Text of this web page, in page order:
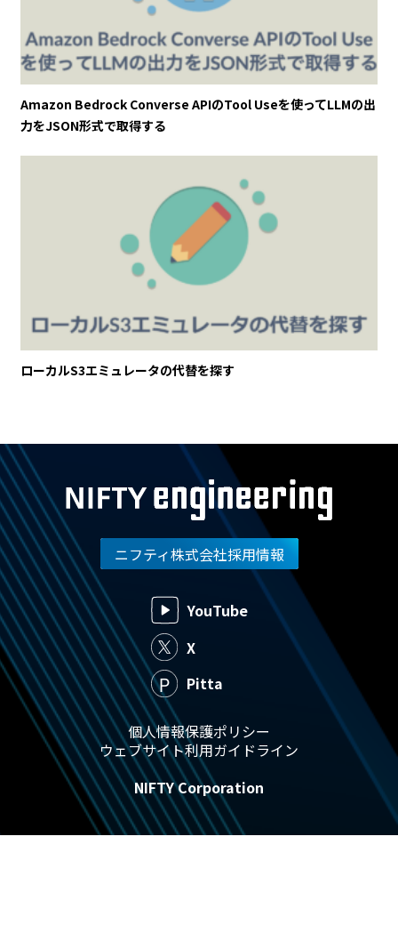
Amazon Bedrock Converse APIのTool Useを使ってLLMの出
力をJSON形式で取得する
ローカルS3エミュレータの代替を探す
ニフティ株式会社採用情報
YouTube
X
Pitta
個人情報保護ポリシー
ウェブサイト利用ガイドライン
NIFTY Corporation